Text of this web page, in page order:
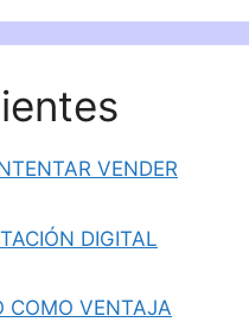
VENDER
DIGITAL
COMO VENTAJA